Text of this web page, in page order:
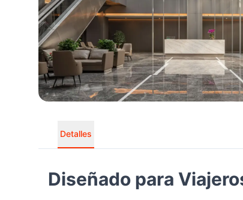
Detalles
Diseñado para